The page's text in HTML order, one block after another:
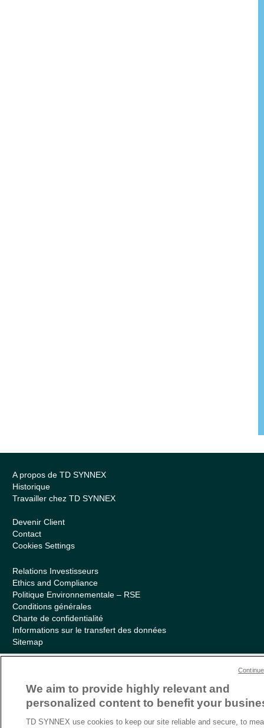
A propos de TD SYNNEX
Historique
Travailler chez TD SYNNEX
Devenir Client
Contact
Cookies Settings
Relations Investisseurs
Ethics and Compliance
Politique Environnementale – RSE
Conditions générales
Charte de confidentialité
Informations sur le transfert des données
Sitemap
We aim to provide highly relevant and
personalized content to benefit your
TD SYNNEX use cookies to keep our site reliable and secure, to